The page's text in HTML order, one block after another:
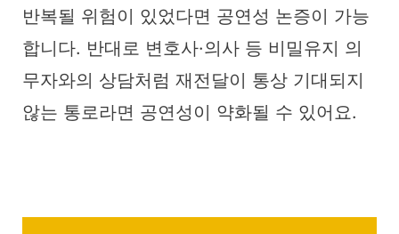
반복될 위험이 있었다면 공연성 논증이 가능
합니다. 반대로 변호사·의사 등 비밀유지 의
무자와의 상담처럼 재전달이 통상 기대되지
않는 통로라면 공연성이 약화될 수 있어요.